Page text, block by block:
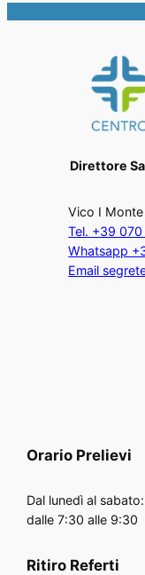
Direttore
Vico I
Tel. +39
Whatsapp
Email
Orario Prelievi
Dal lunedì al sabato:
dalle 7:30 alle 9:30
Ritiro Referti